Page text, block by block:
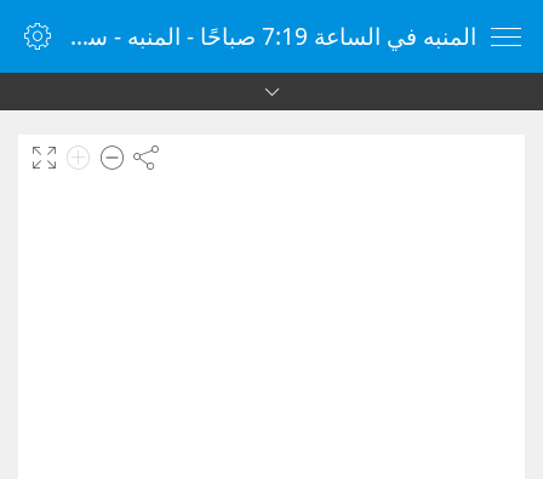
المنبه في الساعة 7:19 صباحًا - المنبه - ساعة منبه الإنترنت